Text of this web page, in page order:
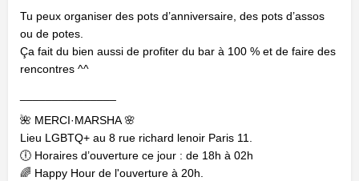
Tu peux organiser des pots d’anniversaire, des pots d’assos
ou de potes.
Ça fait du bien aussi de profiter du bar à 100 % et de faire des
rencontres ^^
🌺 MERCI·MARSHA 🌸
Lieu LGBTQ+ au 8 rue richard lenoir Paris 11.
🕕 Horaires d’ouverture ce jour : de 18h à 02h
🌈 Happy Hour de l'ouverture à 20h.